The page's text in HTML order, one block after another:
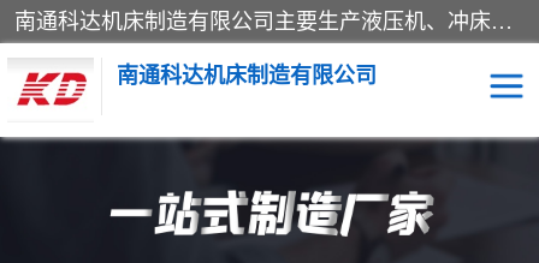
南通科达机床制造有限公司主要生产液压机、冲床、压力机等产品；本公司采用现代化企业的管理方法进行管理，立足于产品的质量管理，以优秀的品质、新颖的设计、合理的价格、完善的服务赢得广大客户的充分信赖和良好的口碑。领导层将运用科学管理方法及长期积累下来的经验和广泛领域吸取来新的技术不断调整产品结构，为市场提供精良的各类机械设备。企业将坚持与国内外各界朋友，真诚合作，共创辉煌。
南通科达机床制造有限公司
四柱液压机 液压机